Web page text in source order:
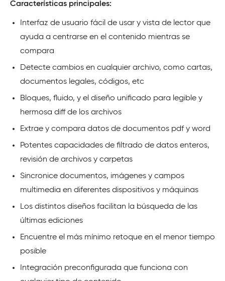
Características principales:
Interfaz de usuario fácil de usar y vista de lector que
ayuda a centrarse en el contenido mientras se
compara
Detecte cambios en cualquier archivo, como cartas,
documentos legales, códigos, etc
Bloques, fluido, y el diseño unificado para legible y
hermosa diff de los archivos
Extrae y compara datos de documentos pdf y word
Potentes capacidades de filtrado de datos enteros,
revisión de archivos y carpetas
Sincronice documentos, imágenes y campos
multimedia en diferentes dispositivos y máquinas
Los distintos diseños facilitan la búsqueda de las
últimas ediciones
Encuentre el más mínimo retoque en el menor tiempo
posible
Integración preconfigurada que funciona con